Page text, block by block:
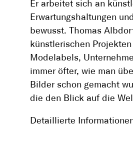
Er arbeitet sich an
Erwartungshaltungen
bewusst. Thomas
künstlerischen
Modelabels,
immer öfter, wie man
Bilder schon gemacht
die den Blick auf die
Detaillierte